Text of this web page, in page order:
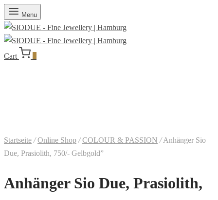
Menu
Cart
Startseite / Online Shop / COLOUR & PASSION /Anhänger Sio
Due, Prasiolith, 750/- Gelbgold”
Anhänger Sio Due, Prasiolith,